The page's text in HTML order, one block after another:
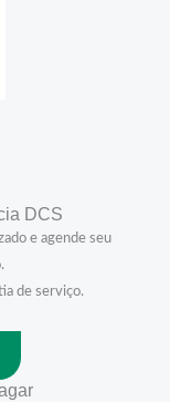
DCS
e agende seu
de serviço.